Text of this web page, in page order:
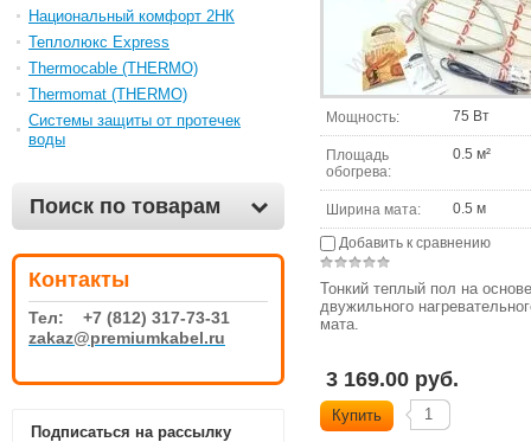
Национальный комфорт 2НК
Теплолюкс Express
Thermocable (THERMO)
Thermomat (THERMO)
Системы защиты от протечек
воды
Поиск по товарам
Контакты
Тел: +7 (812) 317-73-31
zakaz@premiumkabel.ru
Подписаться на рассылку
Мощность: 75 Вт
Площадь
обогрева:
0.5 м²
Ширина мата: 0.5 м
Добавить к сравнению
Тонкий теплый пол на основе
двужильного
мата.
3 169.00 руб.
Купить